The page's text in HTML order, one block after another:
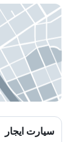
سيارت ايجار